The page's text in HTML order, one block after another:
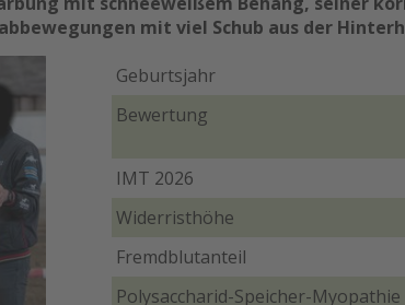
mit viel Schub aus der
Geburtsjahr
Bewertung
IMT 2026
Widerristhöhe
Fremdblutanteil
Polysaccharid-Speicher-Myopathie